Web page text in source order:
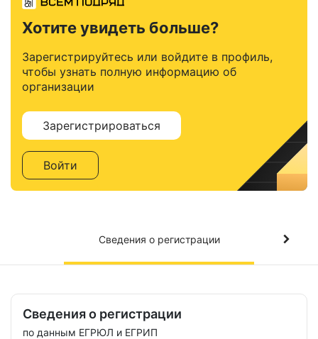
Хотите увидеть больше?
Зарегистрируйтесь или войдите в профиль,
чтобы узнать полную информацию об
организации
Зарегистрироваться
Войти
Сведения о регистрации
Сведения о регистрации
по данным ЕГРЮЛ и ЕГРИП